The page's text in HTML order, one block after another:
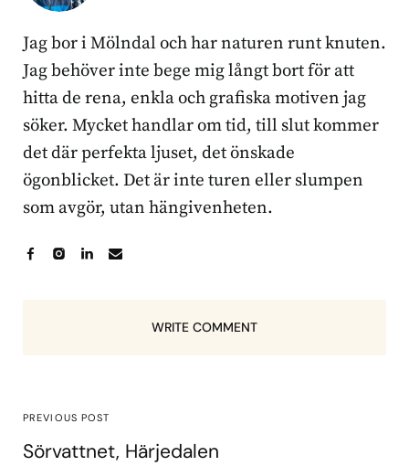
Jag bor i Mölndal och har naturen runt knuten.
Jag behöver inte bege mig långt bort för att
hitta de rena, enkla och grafiska motiven jag
söker. Mycket handlar om tid, till slut kommer
det där perfekta ljuset, det önskade
ögonblicket. Det är inte turen eller slumpen
som avgör, utan hängivenheten.
WRITE COMMENT
PREVIOUS POST
Sörvattnet, Härjedalen